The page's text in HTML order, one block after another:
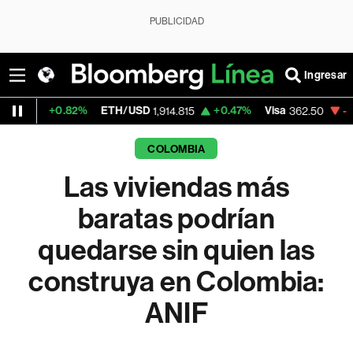
PUBLICIDAD
Ingresar
ETH/USD 1,914.815 +0.47% Visa 362.50 -2.15%
COLOMBIA
Las viviendas más
baratas podrían
quedarse sin quien las
construya en Colombia:
ANIF